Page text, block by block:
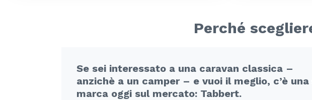
Perché
Se sei interessato a una caravan classica –
anzichè a un camper – e vuoi il meglio, c’è una
marca oggi sul mercato: Tabbert.